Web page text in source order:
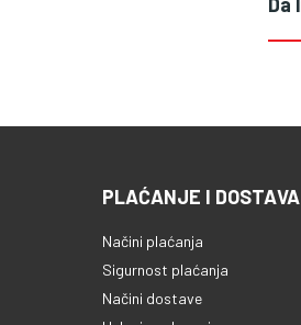
Da
PLAĆANJE I DOSTAVA
Načini plaćanja
Sigurnost plaćanja
Načini dostave